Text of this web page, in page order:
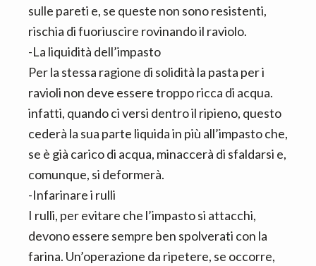
sulle pareti e, se queste non sono resistenti,
rischia di fuoriuscire rovinando il raviolo.
-La liquidità dell’impasto
Per la stessa ragione di solidità la pasta per i
ravioli non deve essere troppo ricca di acqua.
infatti, quando ci versi dentro il ripieno, questo
cederà la sua parte liquida in più all’impasto che,
se è già carico di acqua, minaccerà di sfaldarsi e,
comunque, si deformerà.
-Infarinare i rulli
I rulli, per evitare che l’impasto si attacchi,
devono essere sempre ben spolverati con la
farina. Un’operazione da ripetere, se occorre,